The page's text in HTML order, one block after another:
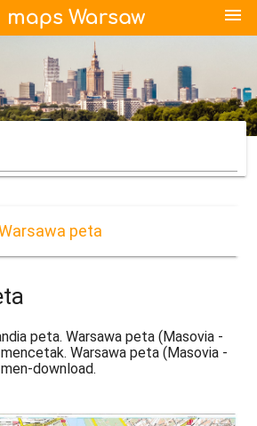
menu
peta
peta. Warsawa peta (Masovia -
Warsawa peta (Masovia -
download.